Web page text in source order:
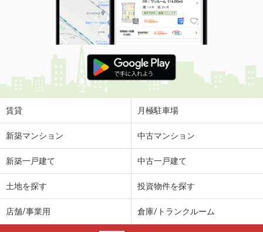
賃貸 月極駐車場
新築マンション 中古マンション
新築一戸建て 中古一戸建て
土地を探す 投資物件を探す
店舗/事業用 倉庫/トランクルーム